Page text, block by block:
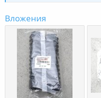
Вложения